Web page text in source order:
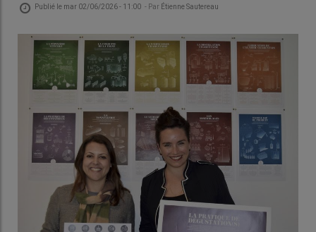
Publié le mar 02/06/2026 - 11:00 - Par Étienne Sautereau